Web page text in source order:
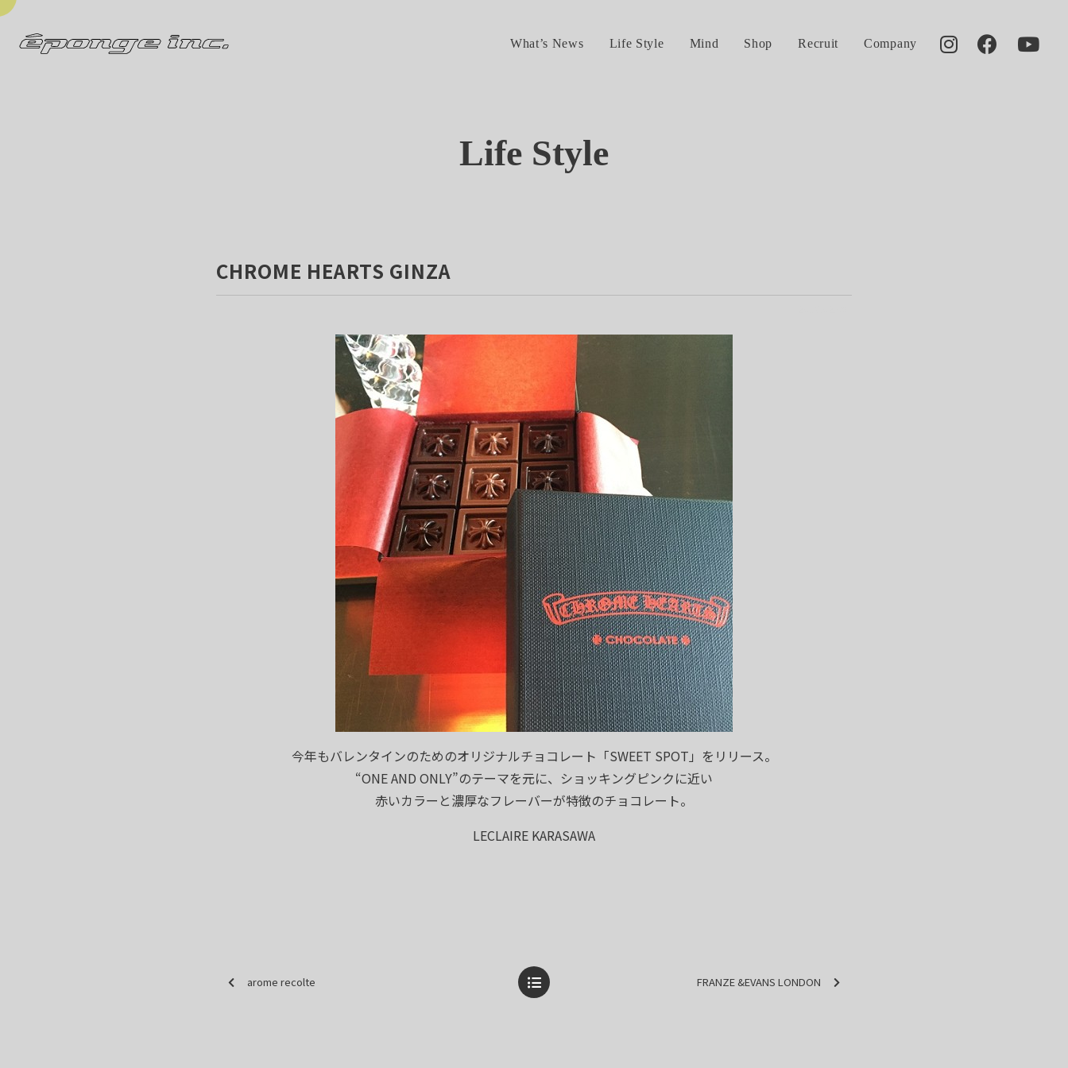
What’s News Life Style Mind Shop Recruit Company
Life Style
CHROME HEARTS GINZA
今年もバレンタインのためのオリジナルチョコレート「SWEET SPOT」をリリース。
“ONE AND ONLY”のテーマを元に、ショッキングピンクに近い
赤いカラーと濃厚なフレーバーが特徴のチョコレート。
LECLAIRE KARASAWA
arome recolte FRANZE &EVANS LONDON